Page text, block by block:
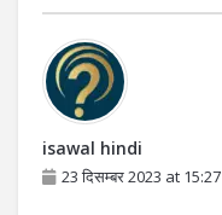
isawal hindi
23 दिसम्बर 2023 at 15:27